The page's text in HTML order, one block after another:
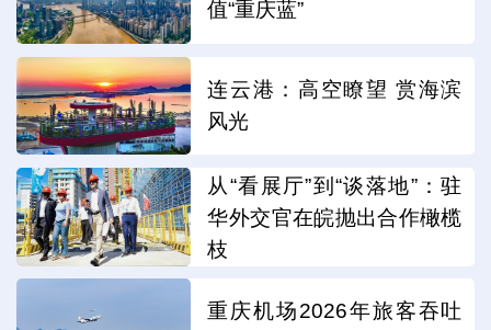
值“重庆蓝”
连云港：高空瞭望 赏海滨
风光
从“看展厅”到“谈落地”：驻
华外交官在皖抛出合作橄榄
枝
重庆机场2026年旅客吞吐